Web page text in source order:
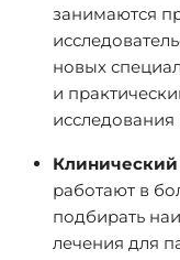
занимаются
новых
и
Клинический
работают в
подбирать
лечения для